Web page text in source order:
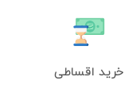
خرید اقساطی